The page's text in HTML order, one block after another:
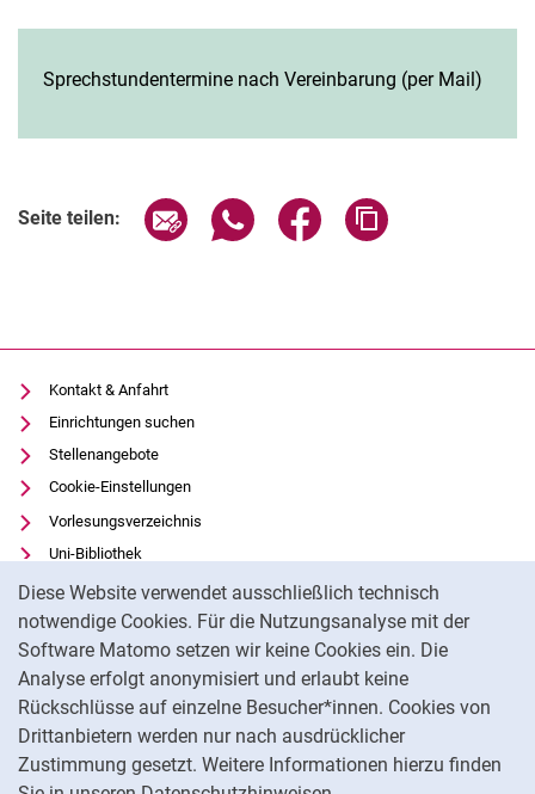
Diese Website verwendet ausschließlich technisch
notwendige Cookies. Für die Nutzungsanalyse mit der
Software Matomo setzen wir keine Cookies ein. Die
Analyse erfolgt anonymisiert und erlaubt keine
Rückschlüsse auf einzelne Besucher*innen. Cookies von
Drittanbietern werden nur nach ausdrücklicher
Zustimmung gesetzt. Weitere Informationen hierzu finden
Sprechstundentermine nach Vereinbarung (per Mail)
Seite teilen: Seite über E-Mail teilen
Seite über WhatsApp teilen
Seite über Facebook
Kontakt & Anfahrt
Einrichtungen suchen
Stellenangebote
Cookie-Einstellungen
Vorlesungsverzeichnis
Uni-Bibliothek
Moodle
Panopto
Datenschutz
Barrierefreiheit
Transparenter KI-Einsatz